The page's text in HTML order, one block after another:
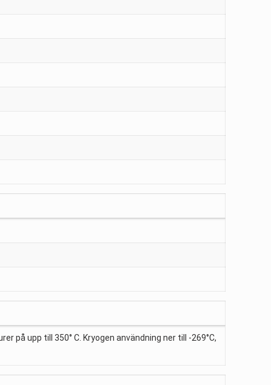
på upp till 350° C. Kryogen användning ner till -269°C,